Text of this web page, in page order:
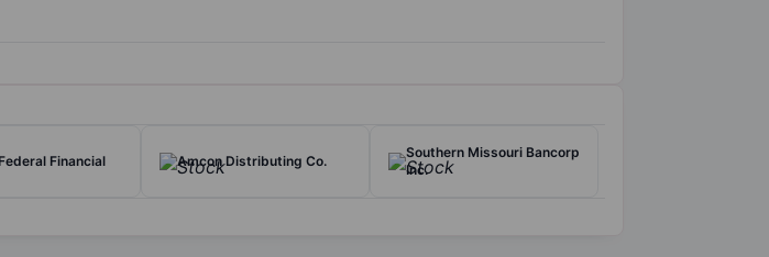
Financial Amcon Distributing Co.
Southern Missouri Bancorp
Inc.